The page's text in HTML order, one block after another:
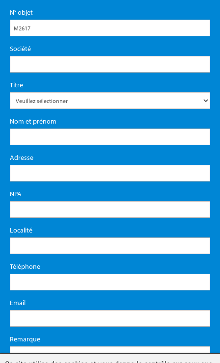
N° objet
Société
Titre
Nom et prénom
Adresse
NPA
Localité
Téléphone
Email
Remarque